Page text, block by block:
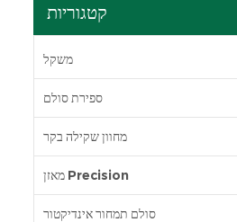
קטגוריות
משקל
ספירת סולם
מחוון שקילה בקר
מאזן Precision
סולם תמחור אינדיקטור